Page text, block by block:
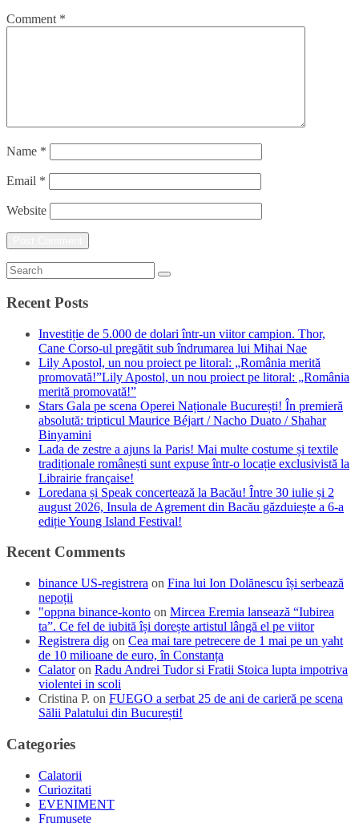
Comment *
Name *
Email *
Website
Recent Posts
Investiție de 5.000 de dolari într-un viitor campion. Thor,
Cane Corso-ul pregătit sub îndrumarea lui Mihai Nae
Lily Apostol, un nou proiect pe litoral: „România merită
promovată!”Lily Apostol, un nou proiect pe litoral: „România
merită promovată!”
Stars Gala pe scena Operei Naționale București! În premieră
absolută: tripticul Maurice Béjart / Nacho Duato / Shahar
Binyamini
Lada de zestre a ajuns la Paris! Mai multe costume și textile
tradiționale românești sunt expuse într-o locație exclusivistă la
Librairie française!
Loredana și Speak concertează la Bacău! Între 30 iulie și 2
august 2026, Insula de Agrement din Bacău găzduiește a 6-a
ediție Young Island Festival!
Recent Comments
binance US-registrera on Fina lui Ion Dolănescu își serbează
nepoții
"oppna binance-konto on Mircea Eremia lansează “Iubirea
ta”. Ce fel de iubită își dorește artistul lângă el pe viitor
Registrera dig on Cea mai tare petrecere de 1 mai pe un yaht
de 10 milioane de euro, în Constanța
Calatoron Radu Andrei Tudor si Fratii Stoica lupta impotriva
violentei in scoli
Cristina P. on FUEGO a serbat 25 de ani de carieră pe scena
Sălii Palatului din București!
Categories
Calatorii
Curiozitati
EVENIMENT
Frumusete